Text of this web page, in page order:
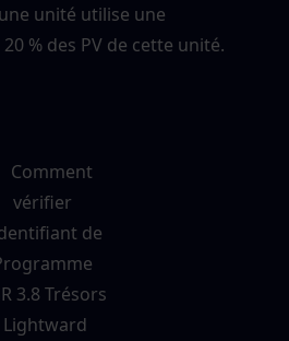
unité utilise une
% des PV de cette unité.